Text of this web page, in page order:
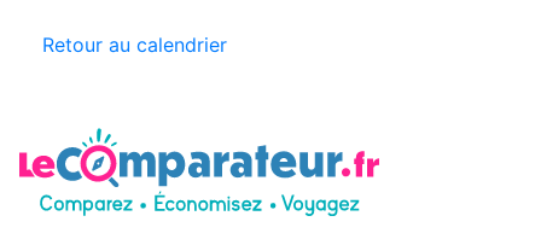
Retour au calendrier